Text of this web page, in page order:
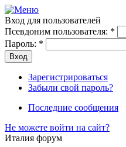
Вход для пользователей
Псевдоним пользователя: *
Пароль: *
Зарегистрироваться
Забыли свой пароль?
Последние сообщения
Не можете войти на сайт?
Италия форум